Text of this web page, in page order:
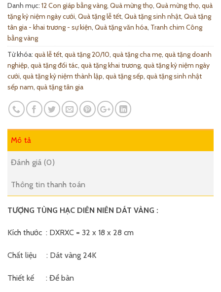
Danh mục: 12 Con giáp bằng vàng Quà mừng thọ Quà mừng thọ quà
tặng kỷ niệm ngày cưới Quà tặng lễ tết Quà tặng sinh nhật Quà tặng
tân gia - khai trương - sự kiện Quà tặng văn hóa Tranh chim Công
bằng vàng
Từ khóa: quà lễ tết quà tặng 20/10 quà tặng cha mẹ quà tặng doanh
nghiệp quà tặng đối tác quà tặng khai trương quà tặng kỷ niệm ngày
cưới quà tặng kỷ niệm thành lập quà tặng sếp quà tặng sinh nhật
sếp nam quà tặng tân gia
Mô tả
Đánh giá (0)
Thông tin thanh toán
TƯỢNG TÙNG HẠC DIÊN NIÊN DÁT VÀNG :
Kích thước : DXRXC = 32 x 18 x 28 cm
Chất liệu : Dát vàng 24K
Thiết kế : Để bàn